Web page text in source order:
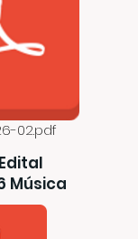
02.pdf
Edital
Música